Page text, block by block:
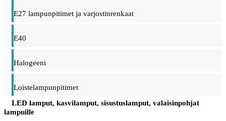
E27 lampunpitimet ja varjostinrenkaat
E40
Halogeeni
Loistelampunpitimet
LED lamput, kasvilamput, sisustuslamput, valaisinpohjat
lampuille